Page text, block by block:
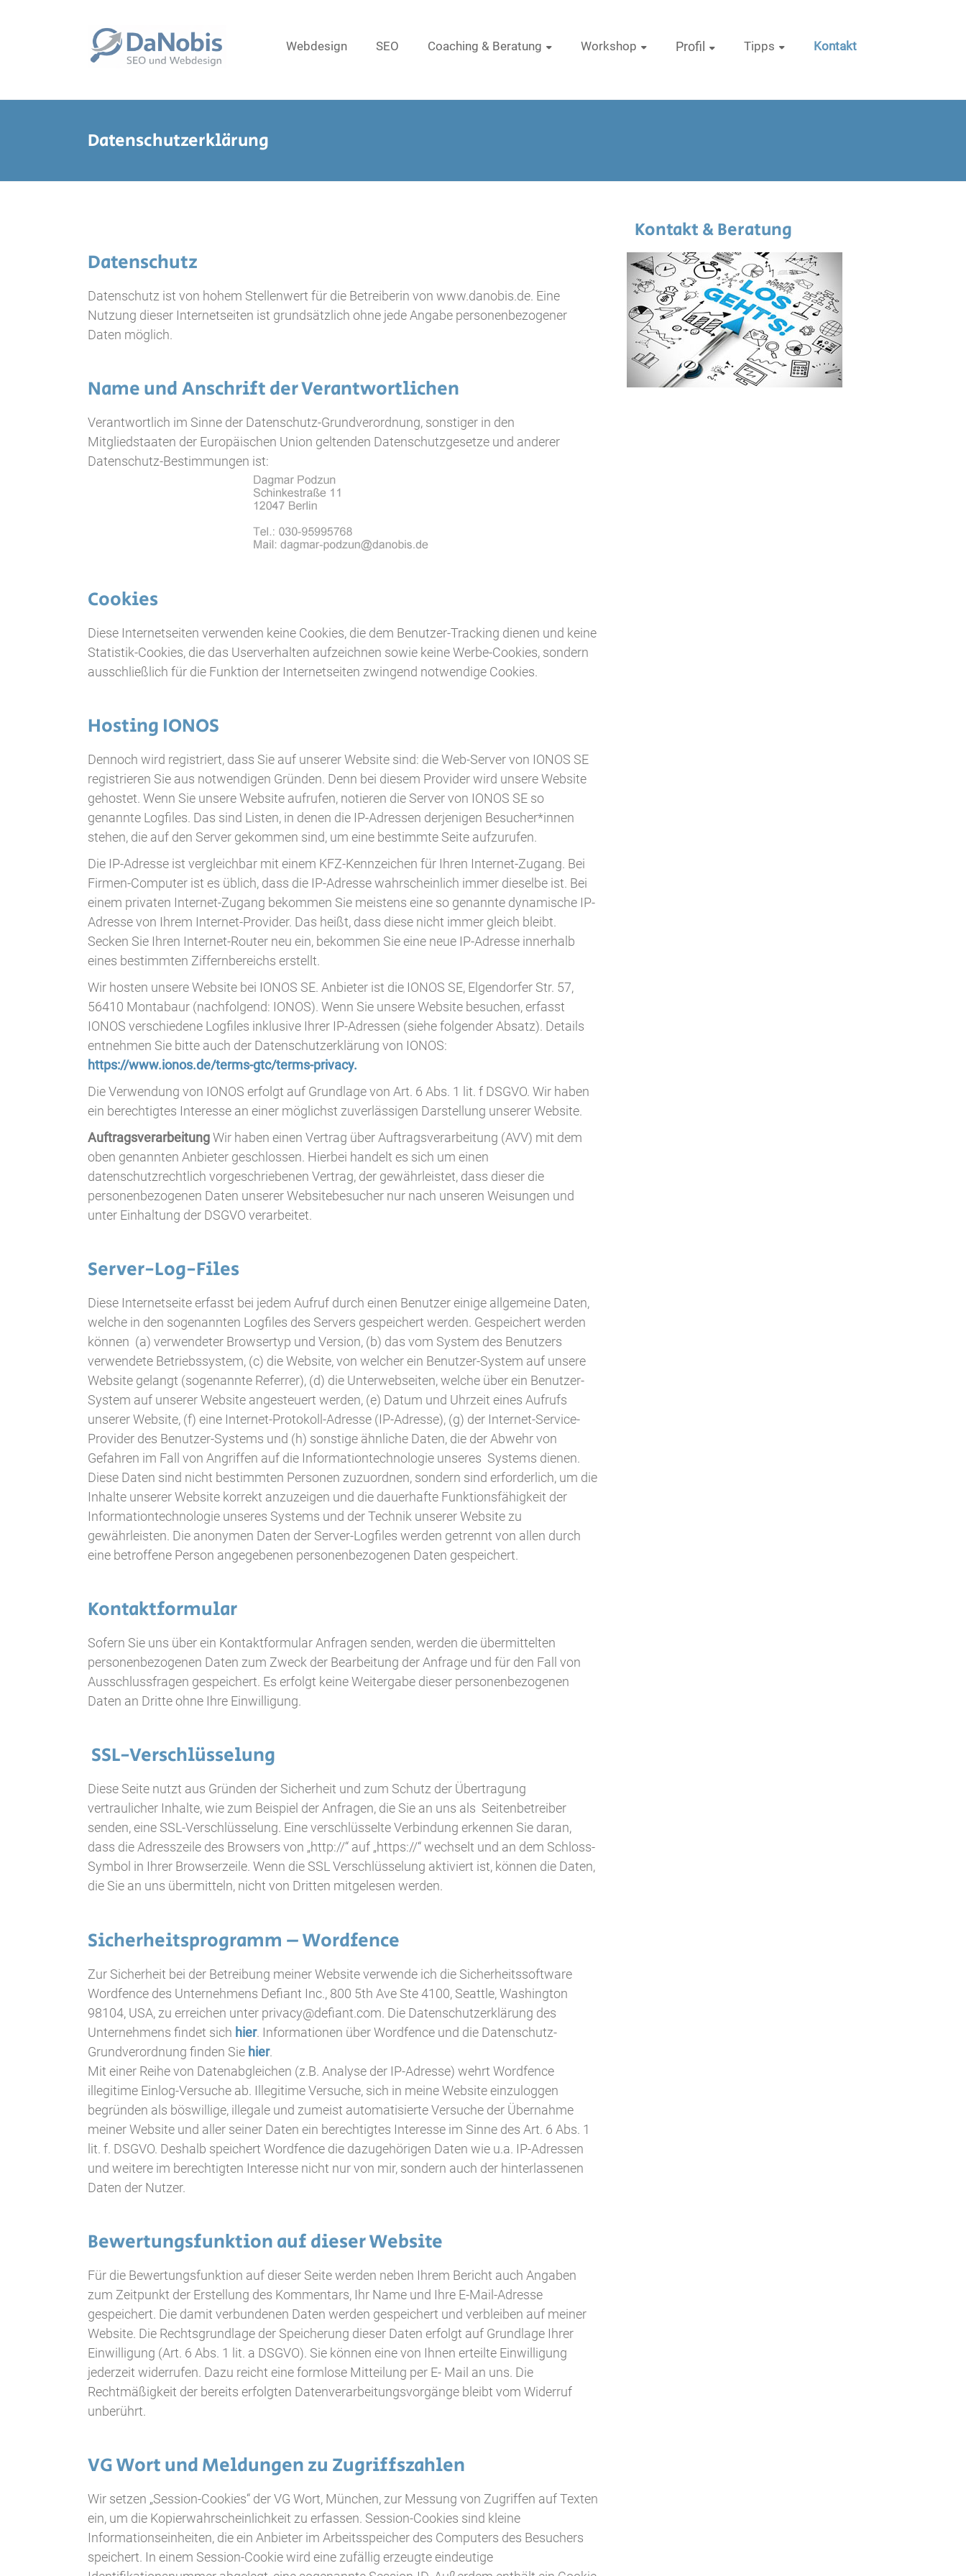
DaNobis ➡️
Webdesignerin
in Berlin
Webdesign
| SEO |
WordPress
Webdesign SEO Coaching & Beratung Workshop Profil Tipps Kontakt
Datenschutzerklärung
Datenschutz
Datenschutz ist von hohem Stellenwert für die Betreiberin von www.danobis.de. Eine
Nutzung dieser Internetseiten ist grundsätzlich ohne jede Angabe personenbezogener
Daten möglich.
Name und Anschrift der Verantwortlichen
Verantwortlich im Sinne der Datenschutz-Grundverordnung, sonstiger in den
Mitgliedstaaten der Europäischen Union geltenden Datenschutzgesetze und anderer
Datenschutz-Bestimmungen ist:
Cookies
Diese Internetseiten verwenden keine Cookies, die dem Benutzer-Tracking dienen und keine
Statistik-Cookies, die das Userverhalten aufzeichnen sowie keine Werbe-Cookies, sondern
ausschließlich für die Funktion der Internetseiten zwingend notwendige Cookies.
Hosting IONOS
Dennoch wird registriert, dass Sie auf unserer Website sind: die Web-Server von IONOS SE
registrieren Sie aus notwendigen Gründen. Denn bei diesem Provider wird unsere Website
gehostet. Wenn Sie unsere Website aufrufen, notieren die Server von IONOS SE so
genannte Logfiles. Das sind Listen, in denen die IP-Adressen derjenigen Besucher*innen
stehen, die auf den Server gekommen sind, um eine bestimmte Seite aufzurufen.
Die IP-Adresse ist vergleichbar mit einem KFZ-Kennzeichen für Ihren Internet-Zugang. Bei
Firmen-Computer ist es üblich, dass die IP-Adresse wahrscheinlich immer dieselbe ist. Bei
einem privaten Internet-Zugang bekommen Sie meistens eine so genannte dynamische IP-
Adresse von Ihrem Internet-Provider. Das heißt, dass diese nicht immer gleich bleibt.
Secken Sie Ihren Internet-Router neu ein, bekommen Sie eine neue IP-Adresse innerhalb
eines bestimmten Ziffernbereichs erstellt.
Wir hosten unsere Website bei IONOS SE. Anbieter ist die IONOS SE, Elgendorfer Str. 57,
56410 Montabaur (nachfolgend: IONOS). Wenn Sie unsere Website besuchen, erfasst
IONOS verschiedene Logfiles inklusive Ihrer IP-Adressen (siehe folgender Absatz). Details
entnehmen Sie bitte auch der Datenschutzerklärung von IONOS:
https://www.ionos.de/terms-gtc/terms-privacy.
Die Verwendung von IONOS erfolgt auf Grundlage von Art. 6 Abs. 1 lit. f DSGVO. Wir haben
ein berechtigtes Interesse an einer möglichst zuverlässigen Darstellung unserer Website.
AuftragsverarbeitungWir haben einen Vertrag über Auftragsverarbeitung (AVV) mit dem
oben genannten Anbieter geschlossen. Hierbei handelt es sich um einen
datenschutzrechtlich vorgeschriebenen Vertrag, der gewährleistet, dass dieser die
personenbezogenen Daten unserer Websitebesucher nur nach unseren Weisungen und
unter Einhaltung der DSGVO verarbeitet.
Server-Log-Files
Diese Internetseite erfasst bei jedem Aufruf durch einen Benutzer einige allgemeine Daten,
welche in den sogenannten Logfiles des Servers gespeichert werden. Gespeichert werden
können (a) verwendeter Browsertyp und Version, (b) das vom System des Benutzers
verwendete Betriebssystem, (c) die Website, von welcher ein Benutzer-System auf unsere
Website gelangt (sogenannte Referrer), (d) die Unterwebseiten, welche über ein Benutzer-
System auf unserer Website angesteuert werden, (e) Datum und Uhrzeit eines Aufrufs
unserer Website, (f) eine Internet-Protokoll-Adresse (IP-Adresse), (g) der Internet-Service-
Provider des Benutzer-Systems und (h) sonstige ähnliche Daten, die der Abwehr von
Gefahren im Fall von Angriffen auf die Informationtechnologie unseres Systems dienen.
Diese Daten sind nicht bestimmten Personen zuzuordnen, sondern sind erforderlich, um die
Inhalte unserer Website korrekt anzuzeigen und die dauerhafte Funktionsfähigkeit der
Informationtechnologie unseres Systems und der Technik unserer Website zu
gewährleisten. Die anonymen Daten der Server-Logfiles werden getrennt von allen durch
eine betroffene Person angegebenen personenbezogenen Daten gespeichert.
Kontaktformular
Sofern Sie uns über ein Kontaktformular Anfragen senden, werden die übermittelten
personenbezogenen Daten zum Zweck der Bearbeitung der Anfrage und für den Fall von
Ausschlussfragen gespeichert. Es erfolgt keine Weitergabe dieser personenbezogenen
Daten an Dritte ohne Ihre Einwilligung.
SSL-Verschlüsselung
Diese Seite nutzt aus Gründen der Sicherheit und zum Schutz der Übertragung
vertraulicher Inhalte, wie zum Beispiel der Anfragen, die Sie an uns als Seitenbetreiber
senden, eine SSL-Verschlüsselung. Eine verschlüsselte Verbindung erkennen Sie daran,
dass die Adresszeile des Browsers von „http://“ auf „https://“ wechselt und an dem Schloss-
Symbol in Ihrer Browserzeile. Wenn die SSL Verschlüsselung aktiviert ist, können die Daten,
die Sie an uns übermitteln, nicht von Dritten mitgelesen werden.
Sicherheitsprogramm – Wordfence
Zur Sicherheit bei der Betreibung meiner Website verwende ich die Sicherheitssoftware
Wordfence des Unternehmens Defiant Inc., 800 5th Ave Ste 4100, Seattle, Washington
98104, USA, zu erreichen unter privacy@defiant.com. Die Datenschutzerklärung des
Unternehmens findet sich hier. Informationen über Wordfence und die Datenschutz-
Grundverordnung finden Sie hier.
Mit einer Reihe von Datenabgleichen (z.B. Analyse der IP-Adresse) wehrt Wordfence
illegitime Einlog-Versuche ab. Illegitime Versuche, sich in meine Website einzuloggen
begründen als böswillige, illegale und zumeist automatisierte Versuche der Übernahme
meiner Website und aller seiner Daten ein berechtigtes Interesse im Sinne des Art. 6 Abs. 1
lit. f. DSGVO. Deshalb speichert Wordfence die dazugehörigen Daten wie u.a. IP-Adressen
und weitere im berechtigten Interesse nicht nur von mir, sondern auch der hinterlassenen
Daten der Nutzer.
Bewertungsfunktion auf dieser Website
Für die Bewertungsfunktion auf dieser Seite werden neben Ihrem Bericht auch Angaben
zum Zeitpunkt der Erstellung des Kommentars, Ihr Name und Ihre E-Mail-Adresse
gespeichert. Die damit verbundenen Daten werden gespeichert und verbleiben auf meiner
Website. Die Rechtsgrundlage der Speicherung dieser Daten erfolgt auf Grundlage Ihrer
Einwilligung (Art. 6 Abs. 1 lit. a DSGVO). Sie können eine von Ihnen erteilte Einwilligung
jederzeit widerrufen. Dazu reicht eine formlose Mitteilung per E- Mail an uns. Die
Rechtmäßigkeit der bereits erfolgten Datenverarbeitungsvorgänge bleibt vom Widerruf
unberührt.
VG Wort und Meldungen zu Zugriffszahlen
Wir setzen „Session-Cookies“ der VG Wort, München, zur Messung von Zugriffen auf Texten
ein, um die Kopierwahrscheinlichkeit zu erfassen. Session-Cookies sind kleine
Informationseinheiten, die ein Anbieter im Arbeitsspeicher des Computers des Besuchers
speichert. In einem Session-Cookie wird eine zufällig erzeugte eindeutige
Kontakt & Beratung